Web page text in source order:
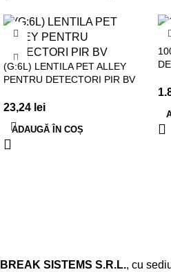
(G:6L) LENTILA PET ALLEY
PENTRU DETECTORI PIR BV
23,24 lei
ADAUGĂ ÎN COȘ
BREAK SISTEMS S.R.L., cu